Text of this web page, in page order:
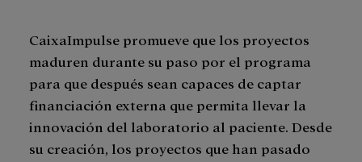
CaixaImpulse promueve que los proyectos
maduren durante su paso por el programa
para que después sean capaces de captar
financiación externa que permita llevar la
innovación del laboratorio al paciente. Desde
su creación, los proyectos que han pasado